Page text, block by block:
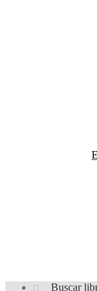
Buscar
Buscar: